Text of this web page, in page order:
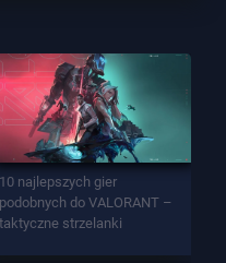
10 najlepszych gier
podobnych do VALORANT –
taktyczne strzelanki